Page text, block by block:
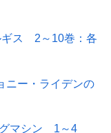
ギス 2～10巻：各
ニー・ライデンの
マシン 1～4